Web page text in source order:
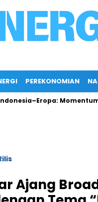
PEREKONOMIAN
Momentum
Ajang